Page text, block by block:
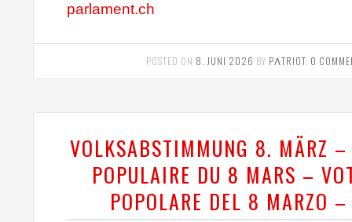
parlament.ch
POSTED ON 8. JUNI 2026 BY PΛTRIOT. 0
VOLKSABSTIMMUNG 8. MÄRZ
POPULAIRE DU 8 MARS –
POPOLARE DEL 8 MARZO